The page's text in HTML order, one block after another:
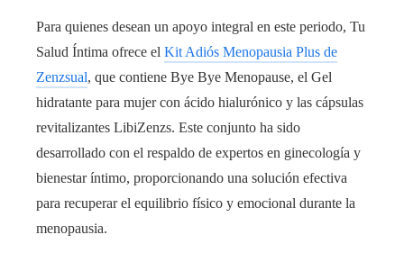
Para quienes desean un apoyo integral en este periodo, Tu
Salud Íntima ofrece el Kit Adiós Menopausia Plus de
Zenzsual, que contiene Bye Bye Menopause, el Gel
hidratante para mujer con ácido hialurónico y las cápsulas
revitalizantes LibiZenzs. Este conjunto ha sido
desarrollado con el respaldo de expertos en ginecología y
bienestar íntimo, proporcionando una solución efectiva
para recuperar el equilibrio físico y emocional durante la
menopausia.